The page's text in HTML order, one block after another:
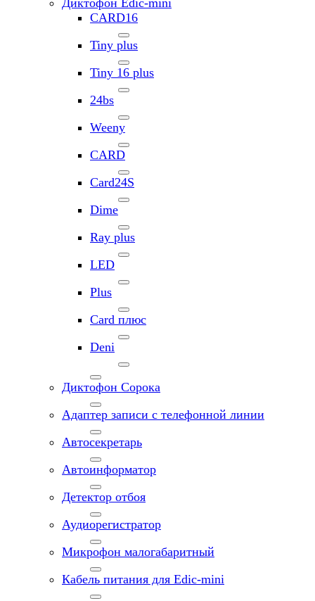
CARD16
Tiny plus
Tiny 16 plus
24bs
Weeny
CARD
Card24S
Dime
Ray plus
LED
Plus
Card плюс
Deni
Диктофон Сорока
Адаптер записи с телефонной линии
Автосекретарь
Автоинформатор
Детектор отбоя
Аудиорегистратор
Микрофон малогабаритный
Кабель питания для Edic-mini